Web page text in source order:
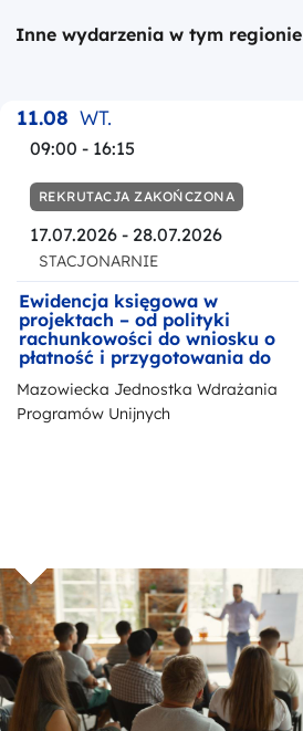
Inne wydarzenia w tym regionie
11.08 WT.
09:00 - 16:15
REKRUTACJA ZAKOŃCZONA
17.07.2026 - 28.07.2026
STACJONARNIE
Ewidencja księgowa w
projektach – od polityki
rachunkowości do wniosku o
płatność i przygotowania do
kontroli
Mazowiecka Jednostka Wdrażania
Programów Unijnych